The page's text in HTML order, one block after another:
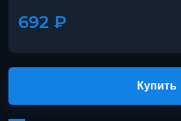
692 ₽
Купить